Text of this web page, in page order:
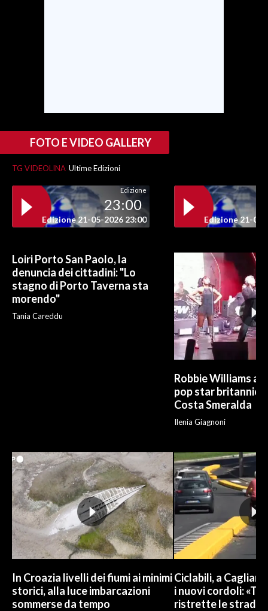
#CARAUNIONE
INSULARITÀ
ANNUNCI
NECROLOGI
FOTO E VIDEO GALLERY
TG VIDEOLINA Ultime Edizioni
Edizione
23:00
Edizione 21-05-2026 23:00 Edizione 21-05-
Loiri Porto San Paolo, la
denuncia dei cittadini: "Lo
stagno di Porto Taverna sta
morendo"
Tania Careddu
Robbie Williams al
pop star britannica
Costa Smeralda
Ilenia Giagnoni
In Croazia livelli dei fiumi ai minimi
storici, alla luce imbarcazioni
sommerse da tempo
Ciclabili, a Cagliari
i nuovi cordoli:
ristrette le strade»